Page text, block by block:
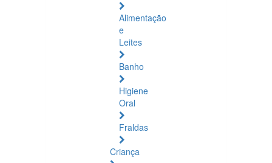
Alimentação
e
Leites
Banho
Higiene
Oral
Fraldas
Criança